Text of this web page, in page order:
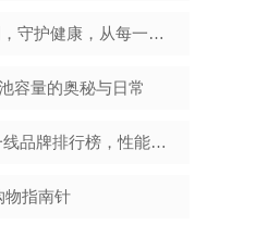
青岛市北区核酸检测，守护健康，从每一次检测开始
容量的奥秘与日常
2023年笔记本电脑一线品牌排行榜，性能、创新与用户满意度的综合考量
物指南针